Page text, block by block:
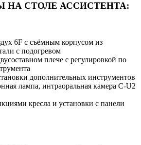
НА СТОЛЕ АССИСТЕНТА:
6F с съёмным корпусом из
с подогревом
плече с регулировкой по
дополнительных инструментов
лампа, интраоральная камера C-U2
кресла и установки с панели